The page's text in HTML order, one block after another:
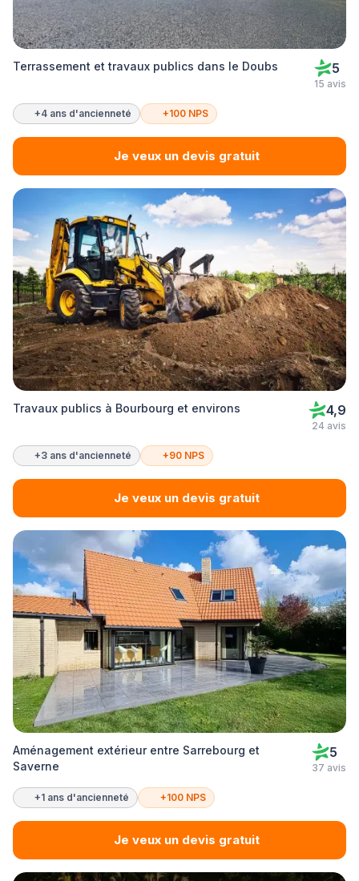
Terrassement et travaux publics dans le Doubs 5
15 avis
+4 ans d'ancienneté +100 NPS
Je veux un devis gratuit
Travaux publics à Bourbourg et environs 4,9
24 avis
+3 ans d'ancienneté +90 NPS
Je veux un devis gratuit
Aménagement extérieur entre Sarrebourg et
Saverne
5
37 avis
+1 ans d'ancienneté +100 NPS
Je veux un devis gratuit